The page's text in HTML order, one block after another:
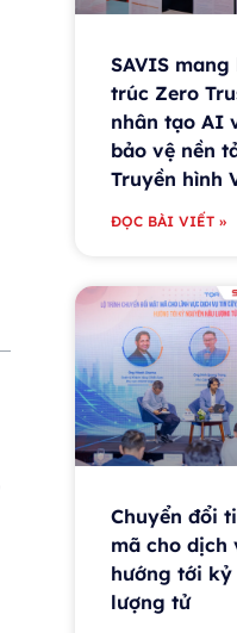
SAVIS mang
trúc Zero
nhân tạo AI
bảo vệ nền
Truyền hình
ĐỌC BÀI VIẾT »
Chuyển đổi
mã cho dịch
hướng tới kỷ
lượng tử